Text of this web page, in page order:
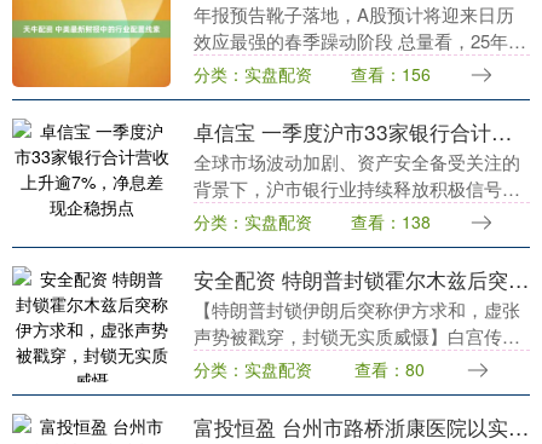
年报预告靴子落地，A股预计将迎来日历
效应最强的春季躁动阶段 总量看，25年年
报预告压力仍较大。低预期、亏损或负增
公司数量占比均较24年再创新高。18年
后，上市公....
分类：实盘配资 查看：156
卓信宝 一季度沪市33家银行合计营收上升逾7%，净息差现企稳拐点
全球市场波动加剧、资产安全备受关注的
背景下，沪市银行业持续释放积极信号。
一方面，年报“现金红包”陆续派发，高股
息率构筑坚实投资“安全垫”，为中国资产
稳定注入信心....
分类：实盘配资 查看：138
安全配资 特朗普封锁霍尔木兹后突称伊方求和，虚张声势被戳穿，封锁无实质威慑
【特朗普封锁伊朗后突称伊方求和，虚张
声势被戳穿，封锁无实质威慑】白宫传来
新动静，再次让世界舆论哗然一片——特
朗普面对镜头，他突然声称接到伊朗“合适
的人”来电示好....
分类：实盘配资 查看：80
富投恒盈 台州市路桥浙康医院以实际行动说话，环境舒适，人才众多！